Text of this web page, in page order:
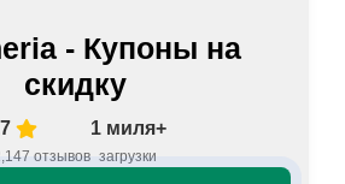
- Купоны на
скидку
отзывов
1 миля+
загрузки